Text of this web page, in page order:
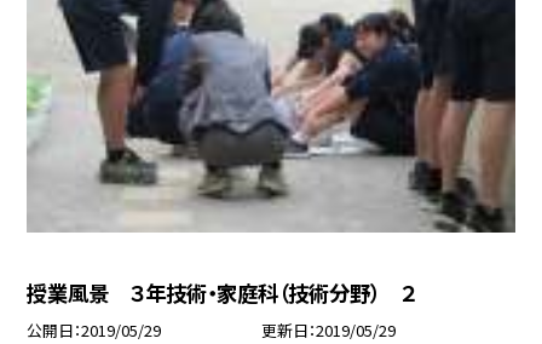
授業風景 ３年技術・家庭科（技術分野） ２
公開日 2019/05/29 更新日 2019/05/29